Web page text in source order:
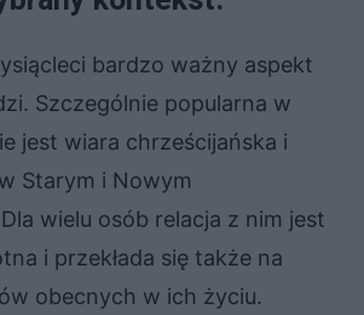
bardzo ważny aspekt
Szczególnie popularna w
jest wiara chrześcijańska i
Starym i Nowym
wielu osób relacja z nim jest
i przekłada się także na
obecnych w ich życiu.